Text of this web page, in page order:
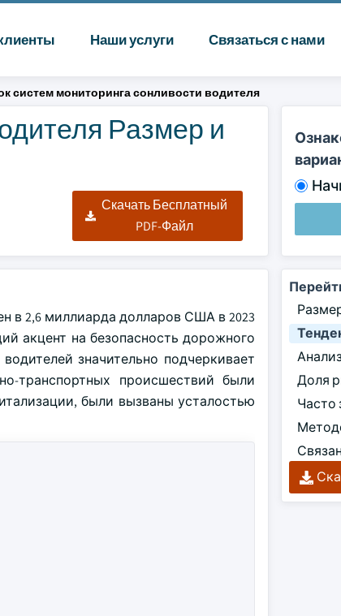
Наши услуги Связаться с нами
систем мониторинга сонливости водителя
Размер и
Скачать Бесплатный
PDF-Файл
в 2,6 миллиарда долларов США в 2023
акцент на безопасность дорожного
значительно подчеркивает
транспортных происшествий были
были вызваны усталостью
Доля
Часто